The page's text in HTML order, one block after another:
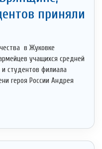
приняли
в Жуковке
учащихся средней
студентов филиала
героя России Андрея